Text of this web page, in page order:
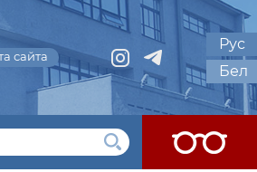
сайта
Рус
Бел